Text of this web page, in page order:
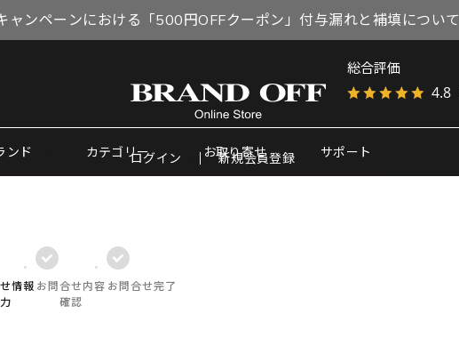
ャンペーンにおける「500円OFFクーポン」付与漏れと補填について
総合評価
4.8
ンド カテゴリー お取り寄せ サポート
ログイン 新規会員登録
情報 お問合せ内容
確認
お問合せ完了